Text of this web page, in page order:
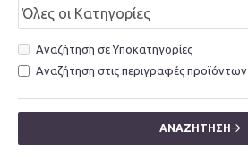
Αναζήτηση σε Υποκατηγορίες
Αναζήτηση στις περιγραφές προϊόντων
ΑΝΑΖΉΤΗΣΗ